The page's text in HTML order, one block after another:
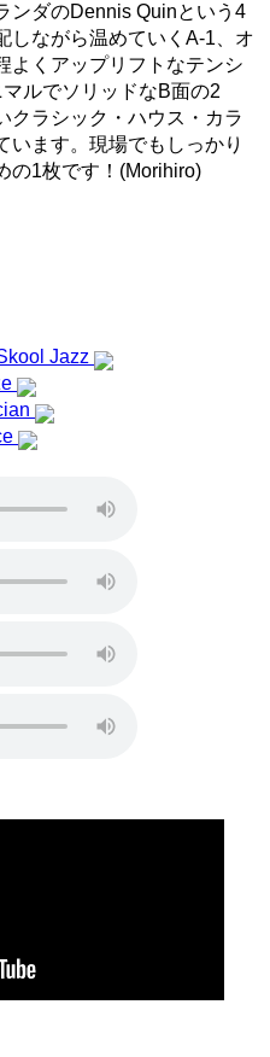
ンダのDennis Quinという4
しながら温めていくA-1、オ
よくアップリフトなテンシ
ルでソリッドなB面の2
クラシック・ハウス・カラ
います。現場でもしっかり
の1枚です！(Morihiro)
Jazz